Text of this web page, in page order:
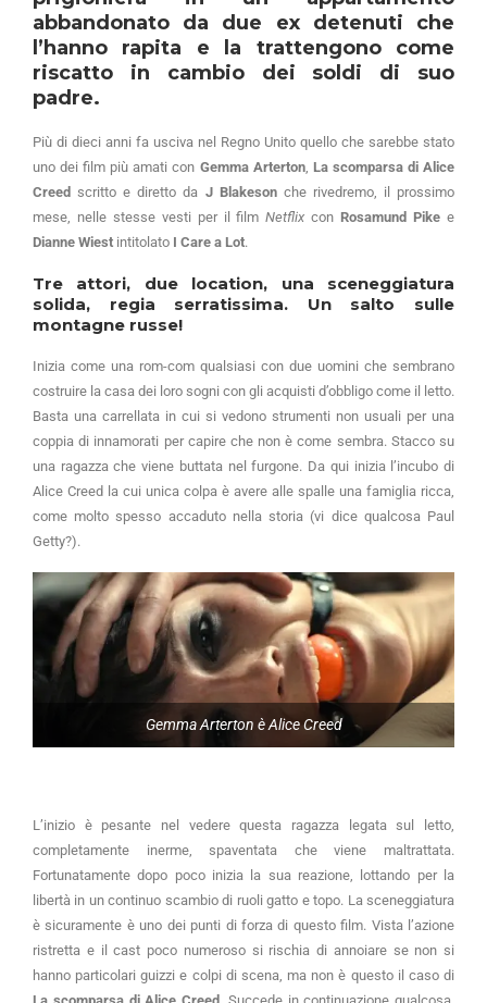
abbandonato da due ex detenuti che
l’hanno rapita e la trattengono come
riscatto in cambio dei soldi di suo
padre.
Più di dieci anni fa usciva nel Regno Unito quello che sarebbe stato
uno dei film più amati con Gemma Arterton, La scomparsa di Alice
Creed scritto e diretto da J Blakesonche rivedremo, il prossimo
mese, nelle stesse vesti per il filmNetflix con Rosamund Pike e
Dianne Wiest intitolato I Care a Lot.
Tre attori, due location, una sceneggiatura
solida, regia serratissima. Un salto sulle
montagne russe!
Inizia come una rom-com qualsiasi con due uomini che sembrano
costruire la casa dei loro sogni con gli acquisti d’obbligo come il letto.
Basta una carrellata in cui si vedono strumenti non usuali per una
coppia di innamorati per capire che non è come sembra. Stacco su
una ragazza che viene buttata nel furgone. Da qui inizia l’incubo di
Alice Creed la cui unica colpa è avere alle spalle una famiglia ricca,
come molto spesso accaduto nella storia (vi dice qualcosa Paul
Getty?).
Gemma Arterton è Alice Creed
L’inizio è pesante nel vedere questa ragazza legata sul letto,
completamente inerme, spaventata che viene maltrattata.
Fortunatamente dopo poco inizia la sua reazione, lottando per la
libertà in un continuo scambio di ruoli gatto e topo. La sceneggiatura
è sicuramente è uno dei punti di forza di questo film. Vista l’azione
ristretta e il cast poco numeroso si rischia di annoiare se non si
hanno particolari guizzi e colpi di scena, ma non è questo il caso di